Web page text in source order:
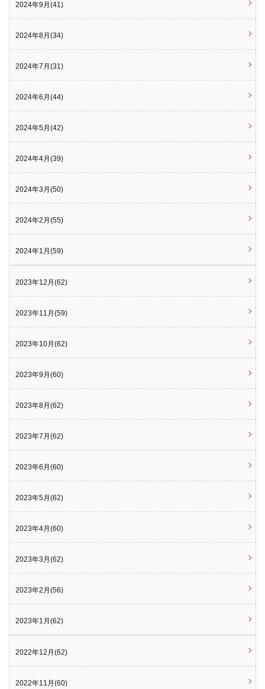
2024年9月(41)
2024年8月(34)
2024年7月(31)
2024年6月(44)
2024年5月(42)
2024年4月(39)
2024年3月(50)
2024年2月(55)
2024年1月(59)
2023年12月(62)
2023年11月(59)
2023年10月(62)
2023年9月(60)
2023年8月(62)
2023年7月(62)
2023年6月(60)
2023年5月(62)
2023年4月(60)
2023年3月(62)
2023年2月(56)
2023年1月(62)
2022年12月(62)
2022年11月(60)